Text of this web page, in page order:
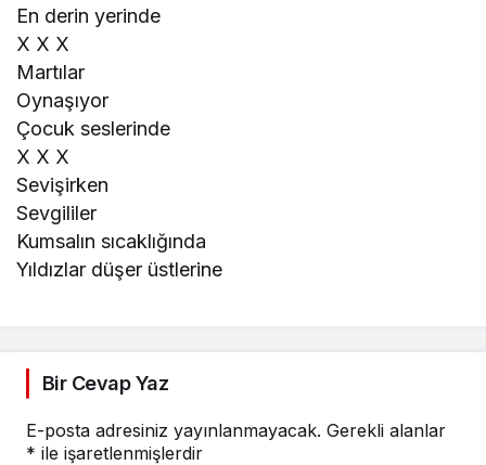
En derin yerinde
X X X
Martılar
Oynaşıyor
Çocuk seslerinde
X X X
Sevişirken
Sevgililer
Kumsalın sıcaklığında
Yıldızlar düşer üstlerine
Bir Cevap Yaz
E-posta adresiniz yayınlanmayacak. Gerekli alanlar
* ile işaretlenmişlerdir